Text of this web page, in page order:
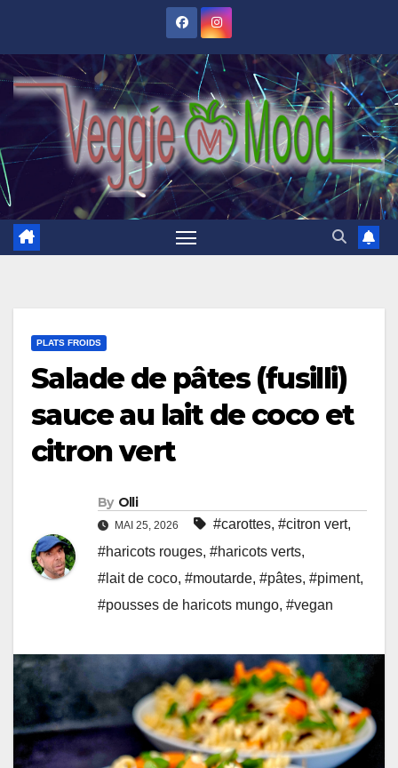
content
PLATS FROIDS
Salade de pâtes (fusilli)
sauce au lait de coco et
citron vert
By Olli
MAI 25, 2026 #carottes, #citron vert,
#haricots rouges, #haricots verts,
#lait de coco, #moutarde, #pâtes, #piment,
#pousses de haricots mungo, #vegan